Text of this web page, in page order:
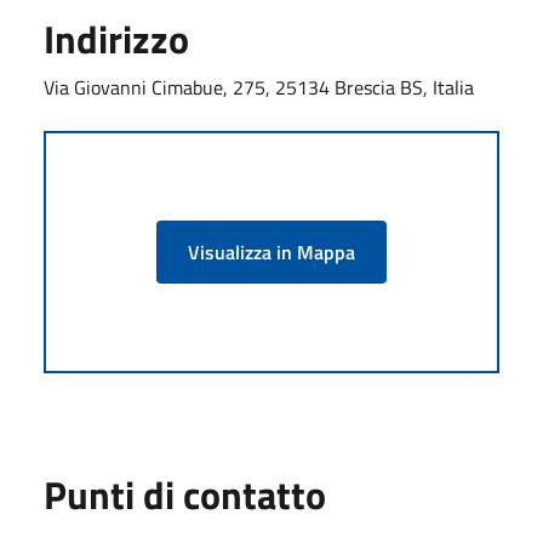
Indirizzo
Via Giovanni Cimabue, 275, 25134 Brescia BS, Italia
Visualizza in Mappa
Punti di contatto